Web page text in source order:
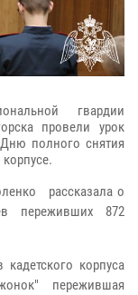
гвардии
провели урок
полного снятия
рассказала о
переживших 872
корпуса
пережившая